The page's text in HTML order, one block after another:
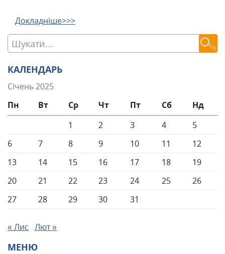
Докладніше>>>
КАЛЕНДАРЬ
Січень 2025
Пн
Вт Ср Чт Пт Сб
Нд
1
2 3 4
5
6
7 8 9 10 11
12
13
14 15 16 17 18
19
20
21 22 23 24 25
26
27
28 29 30 31
« Лис Лют »
МЕНЮ